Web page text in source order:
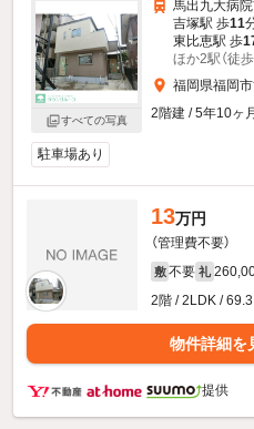
すべての写真
馬出九大病
吉塚駅 歩11
東比恵駅 歩
ほか2駅（徒
福岡県福岡
2階建 / 5年10ヶ
駐車場あり
13万円
（管理費不要）
敷 不要 礼
2階 / 2LDK / 69.3
物件詳細を
提供